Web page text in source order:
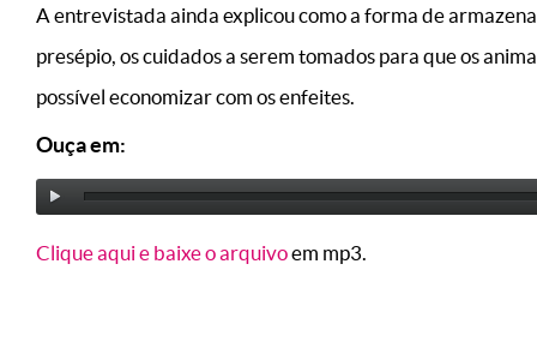
A entrevistada ainda explicou como a forma de
presépio, os cuidados a serem tomados para que os
possível economizar com os enfeites.
Ouça em:
Clique aqui e baixe o arquivoem mp3.